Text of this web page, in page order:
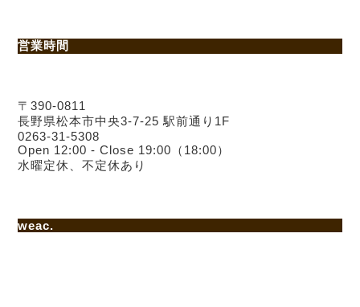
営業時間
〒390-0811
長野県松本市中央3-7-25 駅前通り1F
0263-31-5308
Open 12:00 - Close 19:00（18:00）
水曜定休、不定休あり
weac.